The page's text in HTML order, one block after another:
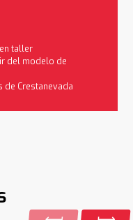
taller
del modelo de
de Crestanevada